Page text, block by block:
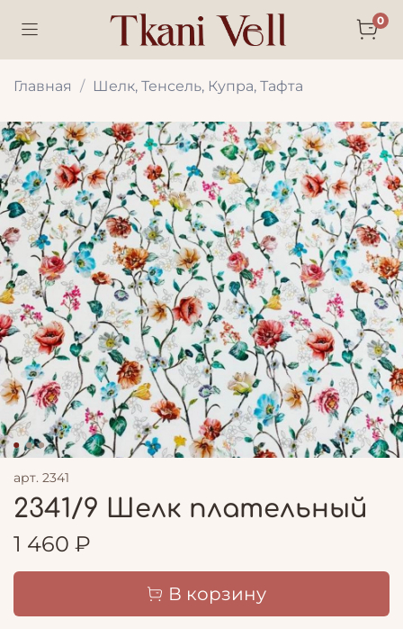
0
Главная Шелк, Тенсель, Купра, Тафта
арт. 2341
2341/9 Шелк плательный
1 460 ₽
В корзину